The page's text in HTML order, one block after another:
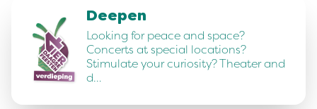
Deepen
Looking for peace and space?
Concerts at special locations?
Stimulate your curiosity? Theater and
d…